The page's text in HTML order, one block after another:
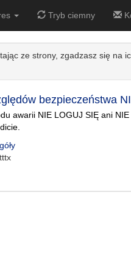
Tryb ciemny
ze strony, zgadzasz się na
bezpieczeństwa
awarii NIE LOGUJ SIĘ ani